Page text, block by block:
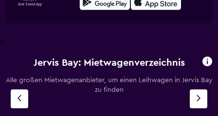
0
Jervis Bay: Mietwagenverzeichnis
Alle großen Mietwagenanbieter, um einen Leihwagen in Jervis Bay
zu finden